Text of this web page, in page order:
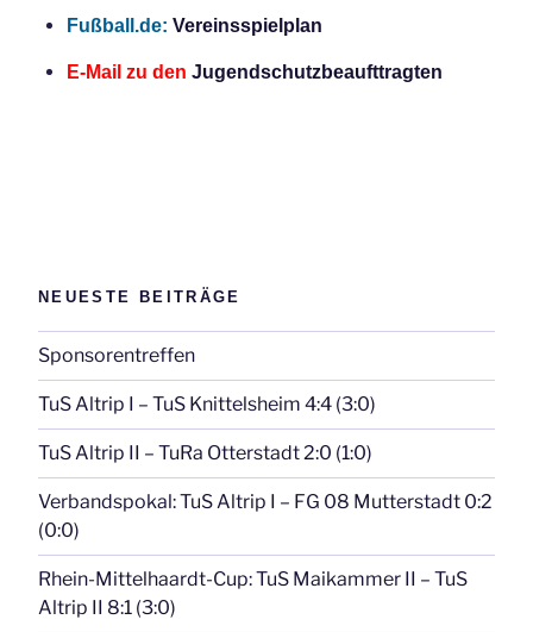
Fußball.de: Vereinsspielplan
E-Mail zu den Jugendschutzbeaufttragten
NEUESTE BEITRÄGE
Sponsorentreffen
TuS Altrip I – TuS Knittelsheim 4:4 (3:0)
TuS Altrip II – TuRa Otterstadt 2:0 (1:0)
Verbandspokal: TuS Altrip I – FG 08 Mutterstadt 0:2
(0:0)
Rhein-Mittelhaardt-Cup: TuS Maikammer II – TuS
Altrip II 8:1 (3:0)